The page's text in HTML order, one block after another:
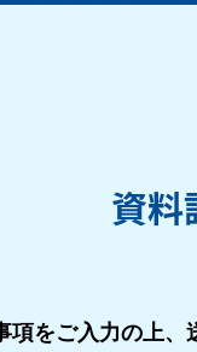
項をご入力の上、